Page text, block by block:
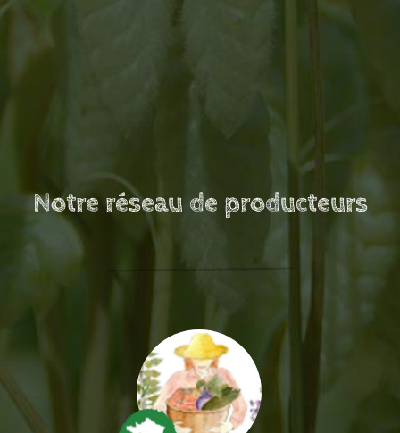
Notre réseau de producteurs